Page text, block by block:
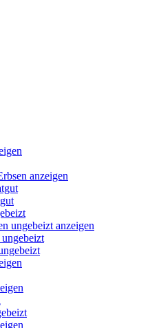
anzeigen
ungebeizt anzeigen